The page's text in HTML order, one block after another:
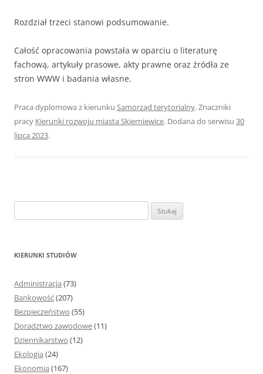
Rozdział trzeci stanowi podsumowanie.
Całość opracowania powstała w oparciu o literaturę
fachową, artykuły prasowe, akty prawne oraz źródła ze
stron WWW i badania własne.
Praca dyplomowa z kierunku Samorząd terytorialny. Znaczniki
pracy Kierunki rozwoju miasta Skierniewice. Dodana do serwisu 30
lipca 2023.
z
KIERUNKI STUDIÓW
Administracja (73)
Bankowość(207)
Bezpieczeństwo (55)
Doradztwo zawodowe(11)
Dziennikarstwo (12)
Ekologia (24)
Ekonomia (167)